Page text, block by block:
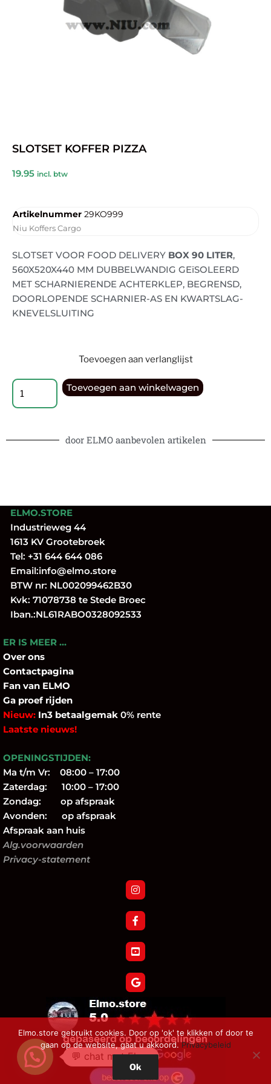
SLOTSET KOFFER PIZZA
19.95 incl. btw
Artikelnummer 29KO999
Niu Koffers Cargo
SLOTSET VOOR FOOD DELIVERY BOX 90 LITER,
560X520X440 MM DUBBELWANDIG GEïSOLEERD
MET SCHARNIERENDE ACHTERKLEP, BEGRENSD,
DOORLOPENDE SCHARNIER-AS EN KWARTSLAG-
KNEVELSLUITING
Toevoegen aan verlanglijst
Toevoegen aan winkelwagen
door ELMO aanbevolen artikelen
ELMO.STORE
Industrieweg 44
1613 KV Grootebroek
Tel: +31 644 644 086
Email:info@elmo.store
BTW nr: NL002099462B30
Kvk: 71078738 te Stede Broec
Iban.:NL61RABO0328092533
ER IS MEER …
Over ons
Contactpagina
Fan van ELMO
Ga proef rijden
Nieuw: In3 betaalgemak 0% rente
Laatste nieuws!
OPENINGSTIJDEN:
Ma t/m Vr: 08:00 – 17:00
Zaterdag: 10:00 – 17:00
Zondag: op afspraak
Avonden: op afspraak
Afspraak aan huis
Alg.voorwaarden
Privacy-statement
Verzoek tot herroeping bestelling
💬 chat met Elmo
Elmo.store gebruikt cookies. Door op 'ok' te klikken of door te
gaan op de website, gaat u akkoord.Privacybeleid
Ok